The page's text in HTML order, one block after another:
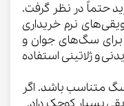
حتماً در نظر گرفت.
نرم خریداری
برای سگ‌های جوان و
و ژلاتینی استفاده
سگ متناسب باشد. اگر